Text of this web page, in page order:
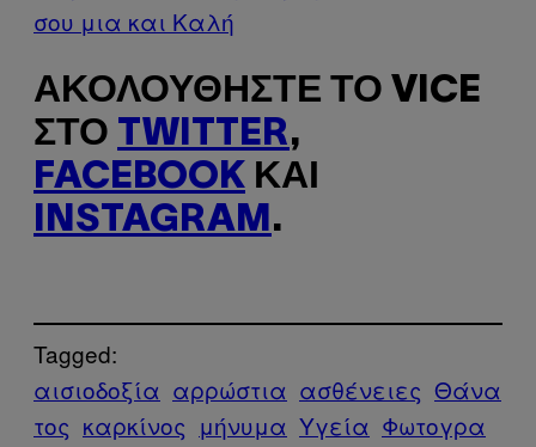
σου μια και Καλή
ΑΚΟΛΟΥΘΉΣΤΕ ΤΟ VICE
ΣΤΟ TWITTER,
FACEBOOK ΚΑΙ
INSTAGRAM .
Tagged:
αισιοδοξία αρρώστια ασθένειες Θάνα
τος καρκίνος μήνυμα Υγεία Φωτογρα